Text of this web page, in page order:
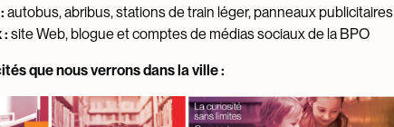
autobus, abribus, stations de train léger, panneaux publicitaires
: site Web, blogue et comptes de médias sociaux de la BPO
que nous verrons dans la ville :